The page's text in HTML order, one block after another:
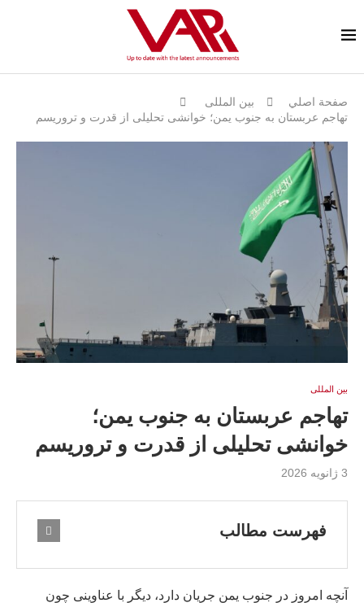
صفحة اصلي
بين المللى
تهاجم عربستان به جنوب یمن؛ خوانشی تحلیلی از قدرت و تروریسم
بين المللى
تهاجم عربستان به جنوب یمن؛
خوانشی تحلیلی از قدرت و تروریسم
3 ژانویه 2026
فهرست مطالب
آنچه امروز در جنوب یمن جریان دارد، دیگر با عناوینی چون